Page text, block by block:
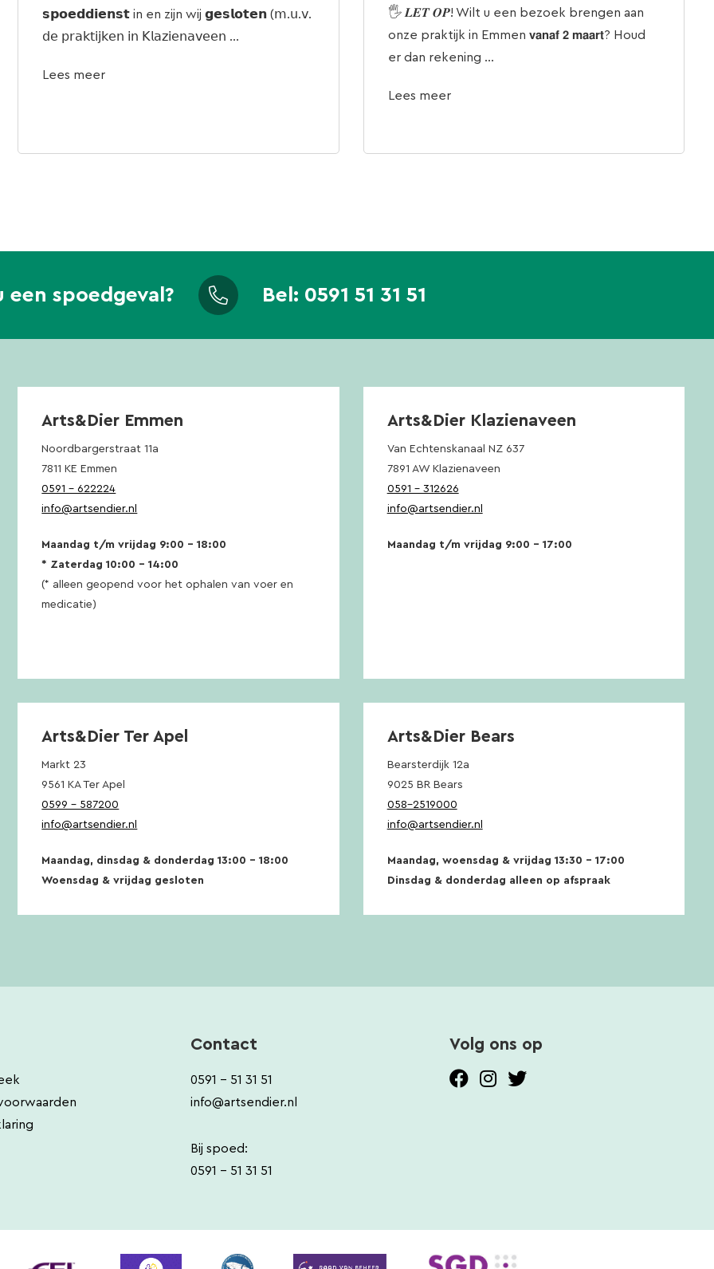
𝘀𝗽𝗼𝗲𝗱𝗱𝗶𝗲𝗻𝘀𝘁 in en zijn wij 𝗴𝗲𝘀𝗹𝗼𝘁𝗲𝗻 (𝗆.𝗎.𝗏.
𝖽𝖾 𝗉𝗋𝖺𝗄𝗍𝗂𝗃𝗄𝖾𝗇 𝗂𝗇 𝖪𝗅𝖺𝗓𝗂𝖾𝗇𝖺𝗏𝖾𝖾𝗇 ...
Lees meer
🖐 𝑳𝑬𝑻 𝑶𝑷! Wilt u een bezoek brengen aan
onze praktijk in Emmen 𝘃𝗮𝗻𝗮𝗳 𝟮 𝗺𝗮𝗮𝗿𝘁? Houd
er dan rekening ...
Lees meer
een spoedgeval? Bel: 0591 51 31 51
Arts&Dier Emmen
Noordbargerstraat 11a
7811 KE Emmen
0591 – 622224
info@artsendier.nl
Maandag t/m vrijdag 9:00 – 18:00
* Zaterdag 10:00 – 14:00
(* alleen geopend voor het ophalen van voer en
medicatie)
Arts&Dier Klazienaveen
Van Echtenskanaal NZ 637
7891 AW Klazienaveen
0591 – 312626
info@artsendier.nl
Maandag t/m vrijdag 9:00 – 17:00
Arts&Dier Ter Apel
Markt 23
9561 KA Ter Apel
0599 – 587200
info@artsendier.nl
Maandag, dinsdag & donderdag 13:00 – 18:00
Woensdag & vrijdag gesloten
Arts&Dier Bears
Bearsterdijk 12a
9025 BR Bears
058-2519000
info@artsendier.nl
Maandag, woensdag & vrijdag 13:30 – 17:00
Dinsdag & donderdag alleen op afspraak
Contact
0591 - 51 31 51
info@artsendier.nl
Bij spoed:
0591 - 51 31 51
Volg ons op